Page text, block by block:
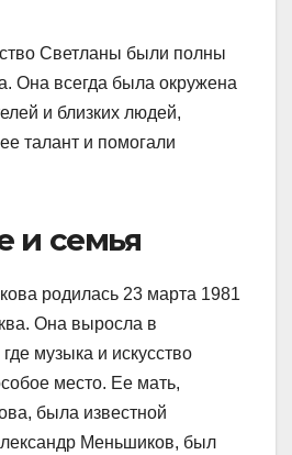
Светланы были полны
Она всегда была окружена
и близких людей,
талант и помогали
и семья
родилась 23 марта 1981
Она выросла в
музыка и искусство
место. Ее мать,
была известной
Меньшиков, был